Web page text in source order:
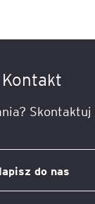
Kontakt
Skontaktuj
do nas